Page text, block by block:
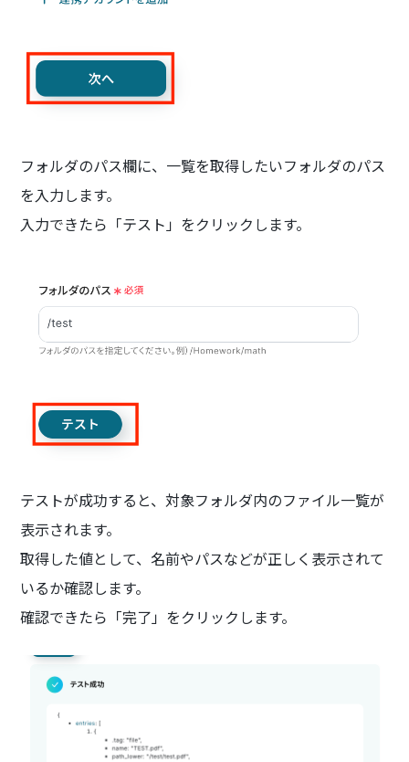
フォルダのパス欄に、一覧を取得したいフォルダのパス
を入力します。
入力できたら「テスト」をクリックします。
テストが成功すると、対象フォルダ内のファイル一覧が
表示されます。
取得した値として、名前やパスなどが正しく表示されて
いるか確認します。
確認できたら「完了」をクリックします。